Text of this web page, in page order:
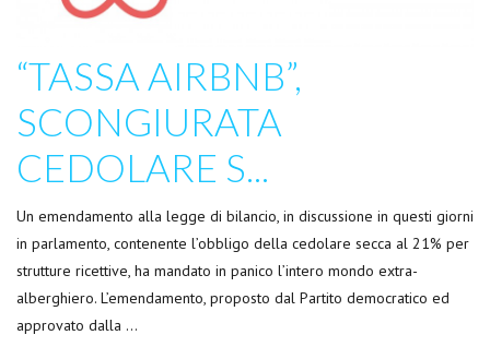
“TASSA AIRBNB”,
SCONGIURATA
CEDOLARE S...
Un emendamento alla legge di bilancio, in discussione in questi giorni
in parlamento, contenente l’obbligo della cedolare secca al 21% per
strutture ricettive, ha mandato in panico l’intero mondo extra-
alberghiero. L’emendamento, proposto dal Partito democratico ed
approvato dalla …